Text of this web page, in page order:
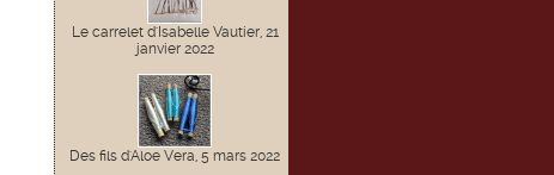
Le carrelet d'Isabelle Vautier, 21
janvier 2022
Des fils d'Aloe Vera, 5 mars 2022